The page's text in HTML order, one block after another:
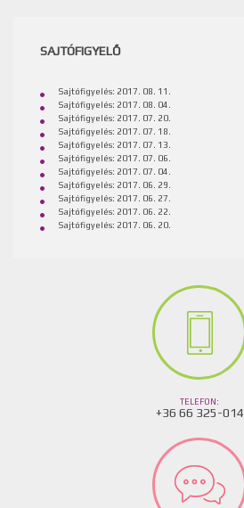
SAJTÓFIGYELŐ
Sajtófigyelés: 2017. 08. 11.
Sajtófigyelés: 2017. 08. 04.
Sajtófigyelés: 2017. 07. 20.
Sajtófigyelés: 2017. 07. 18.
Sajtófigyelés: 2017. 07. 13.
Sajtófigyelés: 2017. 07. 06.
Sajtófigyelés: 2017. 07. 04.
Sajtófigyelés: 2017. 06. 29.
Sajtófigyelés: 2017. 06. 27.
Sajtófigyelés: 2017. 06. 22.
Sajtófigyelés: 2017. 06. 20.
TELEFON:
+36 66 325-014